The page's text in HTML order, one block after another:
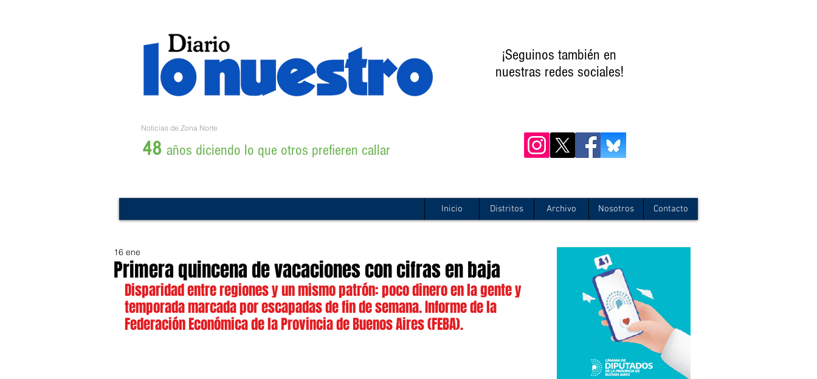
¡Seguinos también en
nuestras redes sociales!
Noticias de Zona Norte
48 años diciendo lo que otros prefieren callar
Inicio Distritos Archivo Nosotros Contacto
Primera quincena de vacaciones con cifras en baja
16 ene
Disparidad entre regiones y un mismo patrón: poco dinero en la gente y
temporada marcada por escapadas de fin de semana. Informe de la
Federación Económica de la Provincia de Buenos Aires (FEBA).